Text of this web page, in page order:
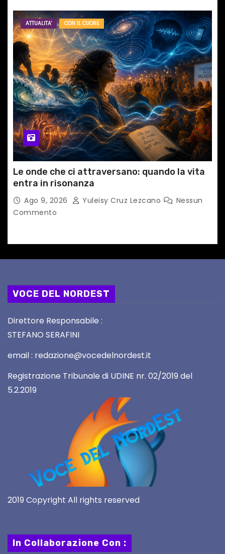
ATTUALITA' CON IL CUORE
Le onde che ci attraversano: quando la vita
entra in risonanza
Ago 9, 2026 Yuleisy Cruz Lezcano
Nessun
Commento
VOCE DEL NORDEST
Direttore Responsabile :
STEFANO SERAFINI
email : redazione@vocedelnordest.it
Registrazione Tribunale di UDINE nr. 02/2019 del
5.2.2019
2019 Copyright All rights reserved
In Collaborazione Con :